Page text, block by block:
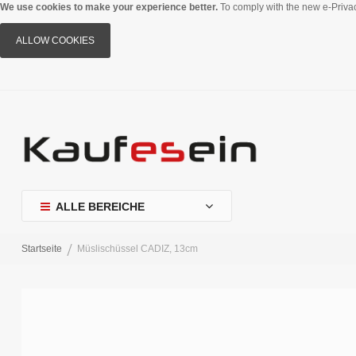
We use cookies to make your experience better. To comply with the new e-
ALLOW COOKIES
ALLE BEREICHE
Startseite Müslischüssel CADIZ, 13cm